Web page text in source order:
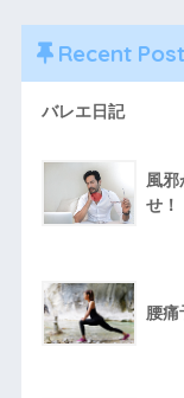
Recent
バレエ日記
風邪
せ！
腰痛